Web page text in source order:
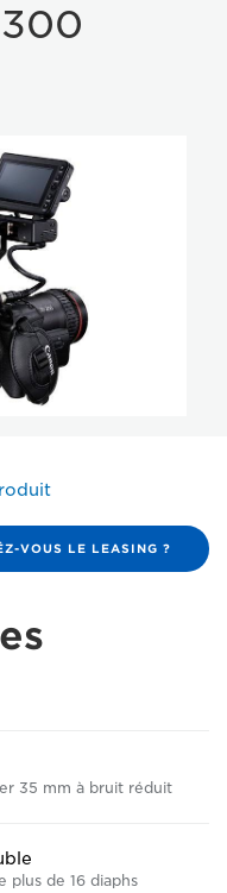
VOUS LE LEASING ?
35 mm à bruit réduit
plus de 16 diaphs